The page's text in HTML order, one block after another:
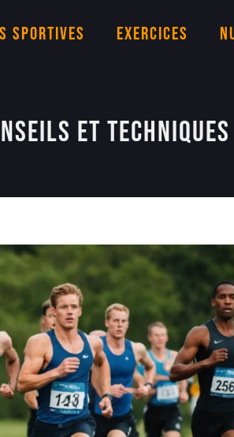
sportives Exercices
et